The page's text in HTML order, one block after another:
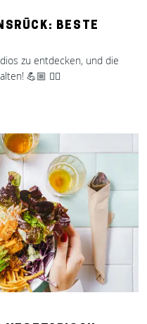
BESTE
zu entdecken, und die
💪🏼 🏋️‍♂️